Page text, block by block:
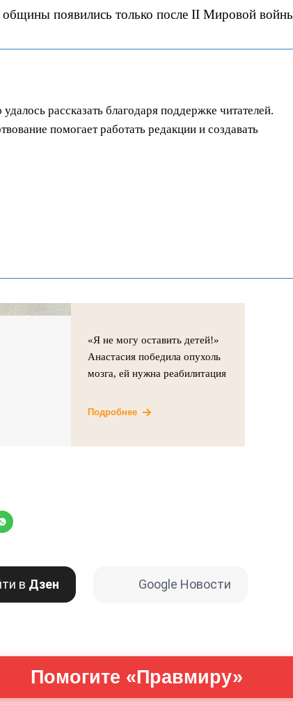
общины появились только после II Мировой
рассказать благодаря поддержке читателей.
помогает работать редакции и создавать
«Я не могу оставить детей!»
Анастасия победила опухоль
мозга, ей нужна реабилитация
Подробнее
в Дзен Google Новости
Помогите «Правмиру»